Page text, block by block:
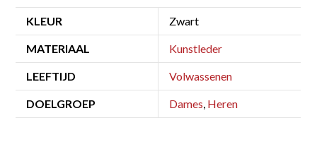
KLEUR Zwart
MATERIAAL Kunstleder
LEEFTIJD Volwassenen
DOELGROEP Dames, Heren